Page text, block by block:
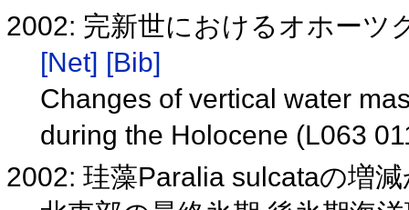
2002: 完新世におけるオホーツ
[Net] [Bib]
Changes of vertical water
during the Holocene (L063
2002: 珪藻Paralia sulcataの増